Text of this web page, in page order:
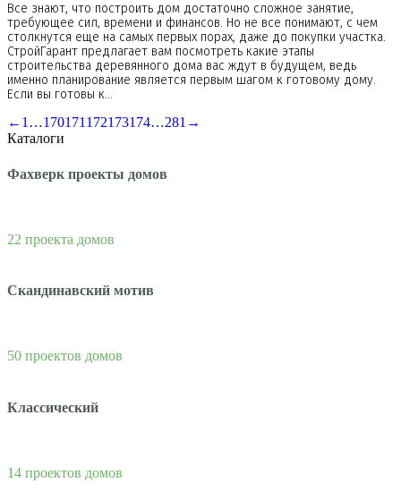
Все знают, что построить дом достаточно сложное занятие,
требующее сил, времени и финансов. Но не все понимают, с чем
столкнутся еще на самых первых порах, даже до покупки участка.
СтройГарант предлагает вам посмотреть какие этапы
строительства деревянного дома вас ждут в будущем, ведь
именно планирование является первым шагом к готовому дому.
Если вы готовы к…
← 1 …170171 172173174…281 →
Каталоги
Фахверк проекты домов
22 проекта домов
Скандинавский мотив
50 проектов домов
Классический
14 проектов домов